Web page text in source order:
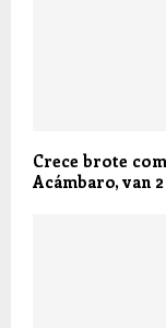
Crece brote
Acámbaro, van